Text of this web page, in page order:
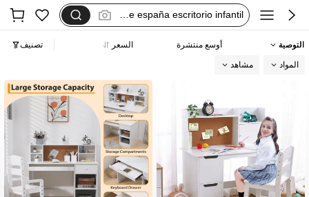
schreibtisch für mädchen
mädchen schreibtisch set
التوصية أوسع منتشرة السعر تصنيف
المواد مشاهد